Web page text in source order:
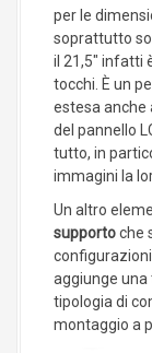
per le
soprattutto
il 21,5″ infatti
tocchi. È un
estesa anche
del pannello
tutto, in
immagini la
Un altro
supportoche
configurazioni
aggiunge
tipologia di
montaggio a